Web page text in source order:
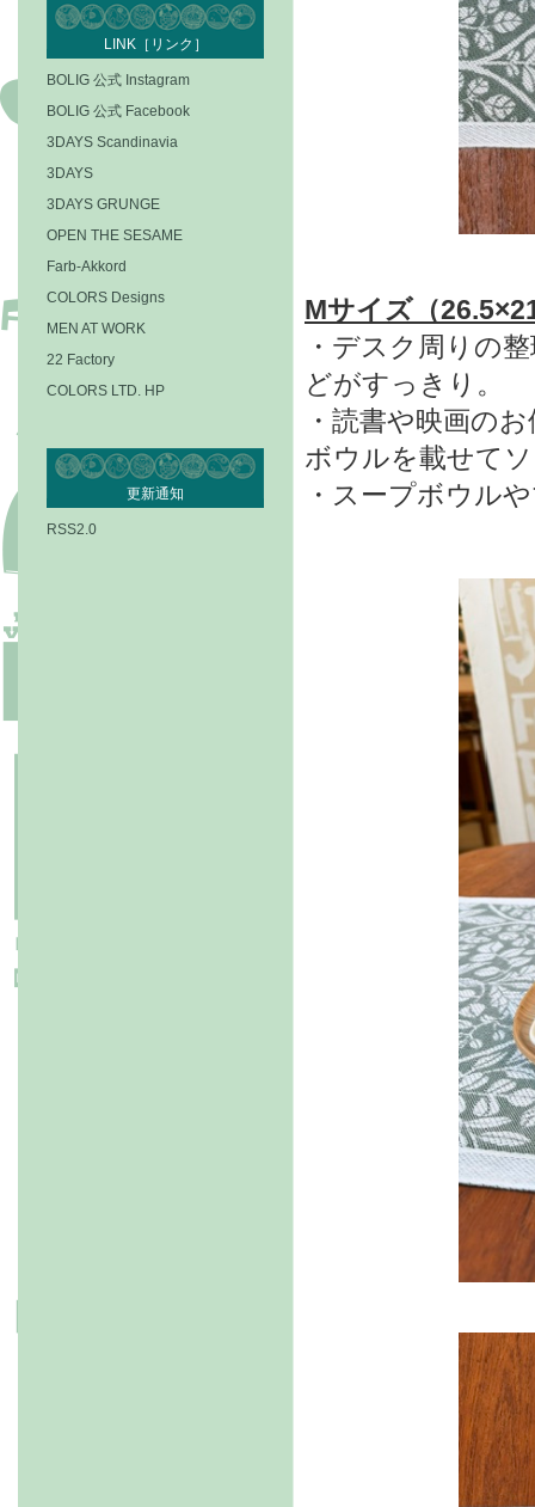
Mサイズ（
・デスク周りの
どがすっきり。
・読書や映画の
ボウルを載せて
・スープボウル
LINK［リンク］
BOLIG 公式 Instagram
BOLIG 公式 Facebook
3DAYS Scandinavia
3DAYS
3DAYS GRUNGE
OPEN THE SESAME
Farb-Akkord
COLORS Designs
MEN AT WORK
22 Factory
COLORS LTD. HP
更新通知
RSS2.0